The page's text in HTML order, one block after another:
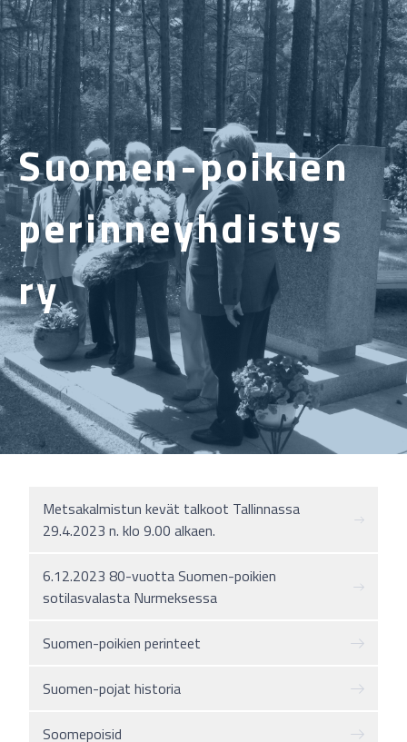
Suomen-poikien
perinneyhdistys
ry
Metsakalmistun kevät talkoot Tallinnassa
29.4.2023 n. klo 9.00 alkaen.
6.12.2023 80-vuotta Suomen-poikien
sotilasvalasta Nurmeksessa
Suomen-poikien perinteet
Suomen-pojat historia
Soomepoisid